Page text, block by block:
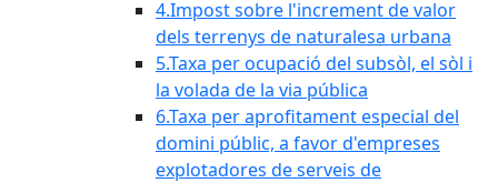
4.Impost sobre l'increment de valor
dels terrenys de naturalesa urbana
5.Taxa per ocupació del subsòl, el sòl i
la volada de la via pública
6.Taxa per aprofitament especial del
domini públic, a favor d'empreses
explotadores de serveis de